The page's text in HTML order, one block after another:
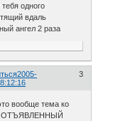
одного
вдаль
ангел 2 раза
3
2005-
вообще тема ко
ОТЪЯВЛЕННЫЙ